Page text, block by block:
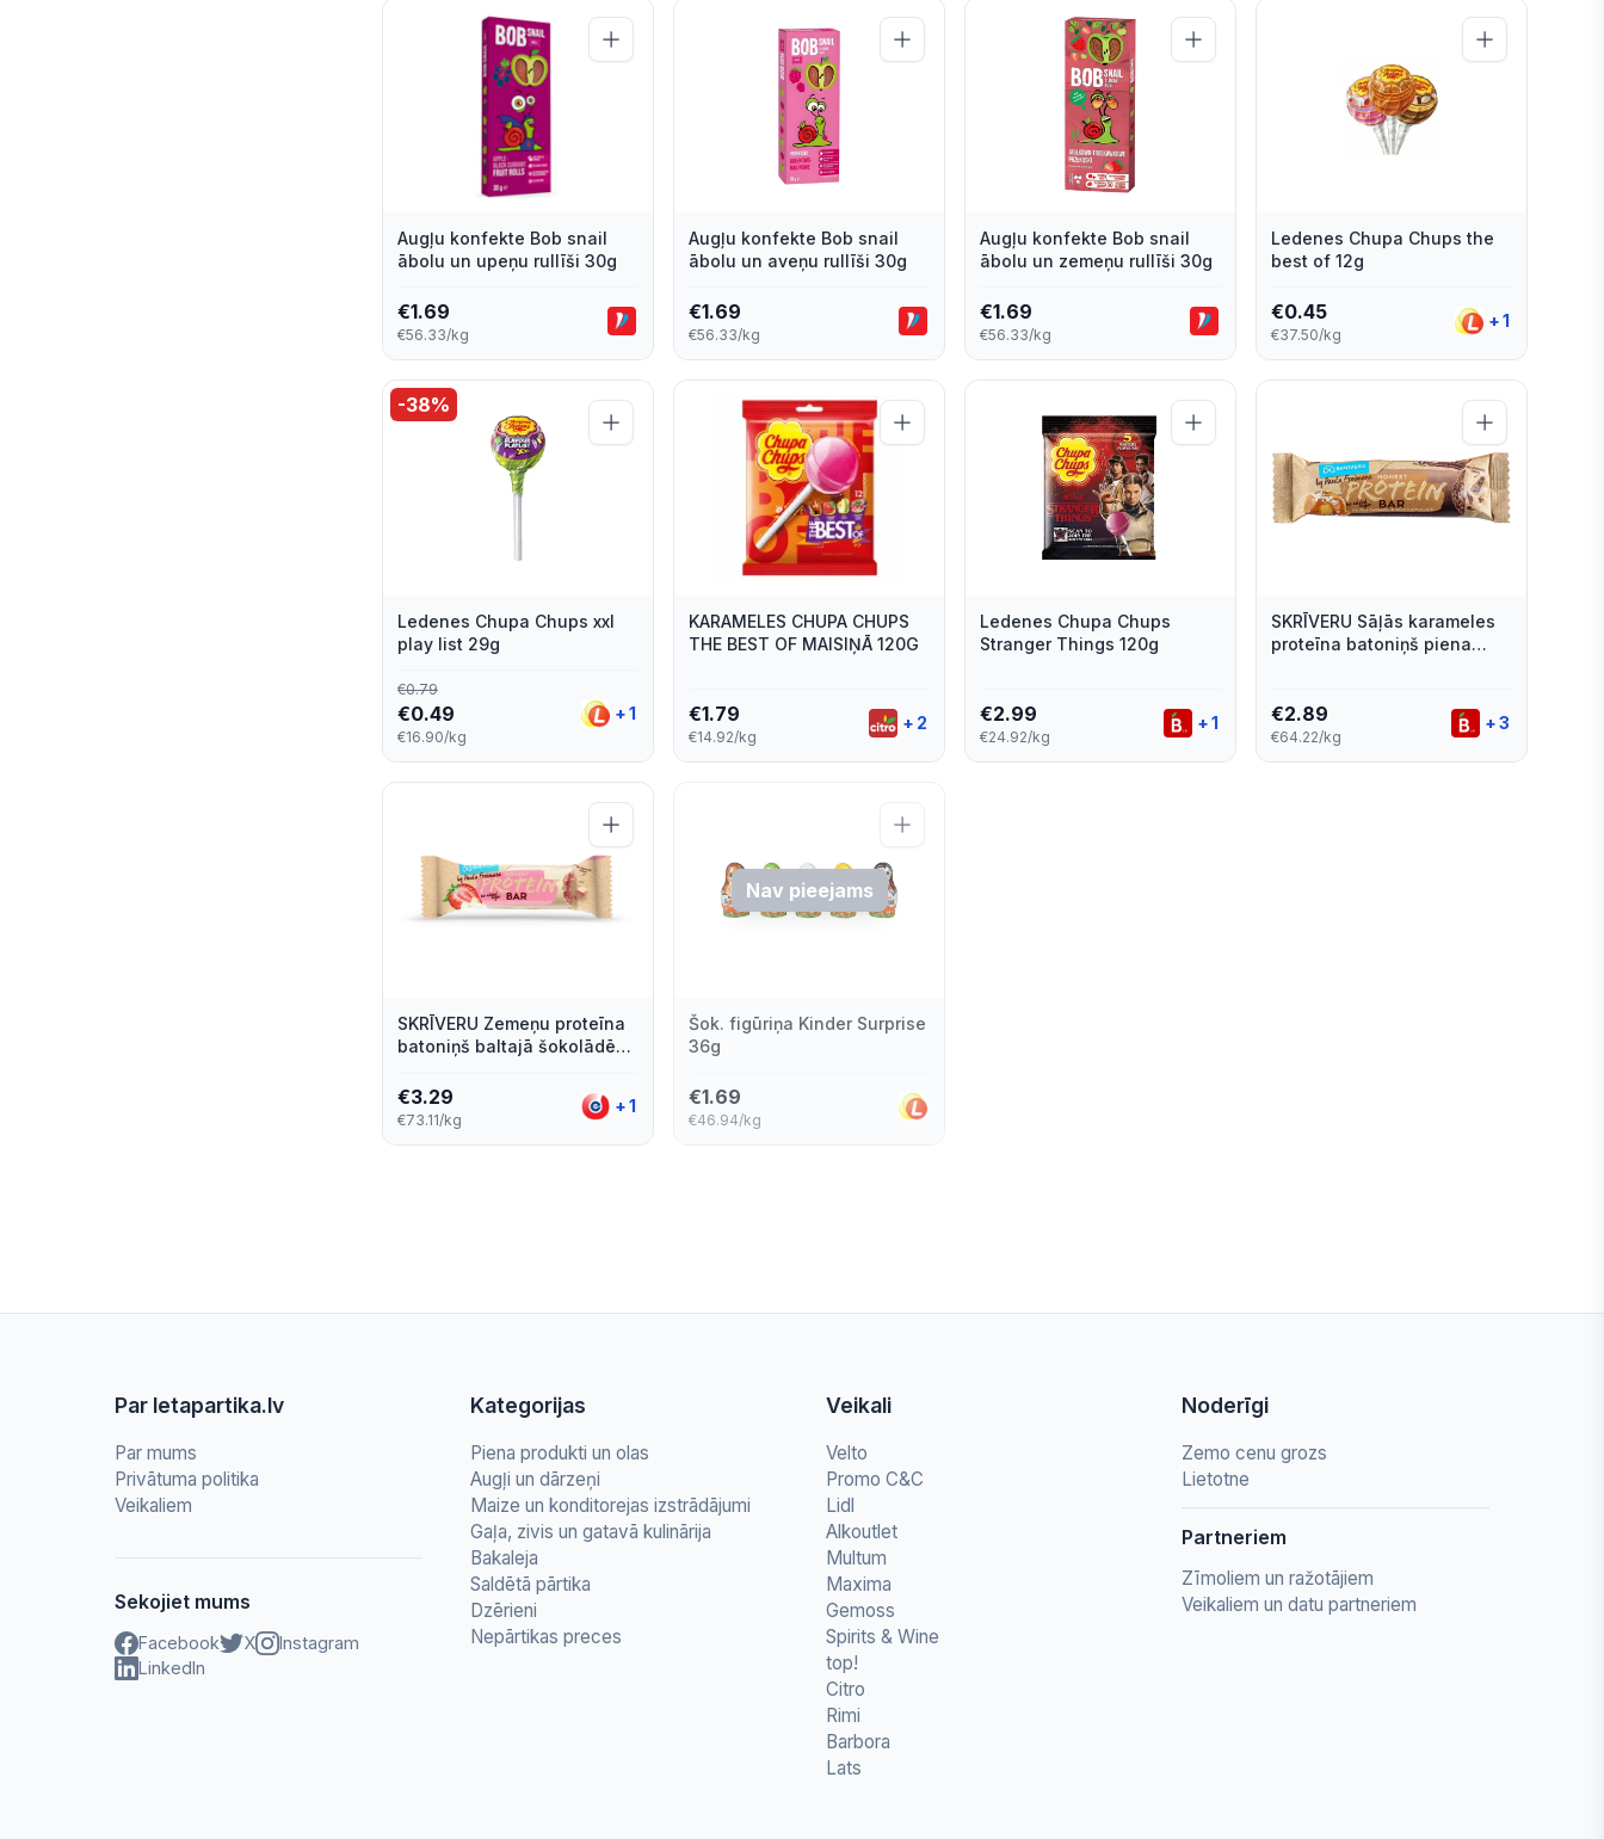
Augļu konfekte Bob snail
ābolu un upeņu rullīši 30g
€1.69
€56.33/kg
Augļu konfekte Bob snail
ābolu un aveņu rullīši 30g
€1.69
€56.33/kg
Augļu konfekte Bob snail
ābolu un zemeņu rullīši 30g
€1.69
€56.33/kg
Ledenes Chupa Chups the
best of 12g
€0.45
€37.50/kg
+1
-38%
Ledenes Chupa Chups xxl
play list 29g
€0.79
€0.49
€16.90/kg
+1
KARAMELES CHUPA CHUPS
THE BEST OF MAISIŅĀ 120G
€1.79
€14.92/kg
+ 2
Ledenes Chupa Chups
Stranger Things 120g
€2.99
€24.92/kg
+1
SKRĪVERU Sāļās karameles
proteīna batoniņš piena
€2.89
€64.22/kg
+3
SKRĪVERU Zemeņu proteīna
batoniņš baltajā šokolādē
€3.29
€73.11/kg
+1
Nav pieejams
Šok. figūriņa Kinder Surprise
36g
€1.69
€46.94/kg
Par letapartika.lv
Par mums
Privātuma politika
Veikaliem
Sekojiet mums
Facebook X
Instagram
LinkedIn
Kategorijas
Piena produkti un olas
Augļi un dārzeņi
Maize un konditorejas izstrādājumi
Gaļa, zivis un gatavā kulinārija
Bakaleja
Saldētā pārtika
Dzērieni
Nepārtikas preces
Veikali
Velto
Promo C&C
Lidl
Alkoutlet
Multum
Maxima
Gemoss
Spirits & Wine
top!
Citro
Rimi
Barbora
Lats
Noderīgi
Zemo cenu grozs
Lietotne
Partneriem
Zīmoliem un ražotājiem
Veikaliem un datu partneriem